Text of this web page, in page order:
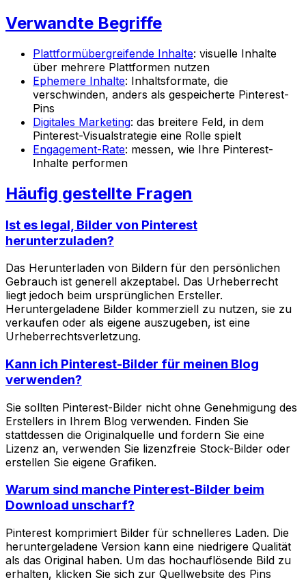
Verwandte Begriffe
Plattformübergreifende Inhalte: visuelle Inhalte
über mehrere Plattformen nutzen
Ephemere Inhalte: Inhaltsformate, die
verschwinden, anders als gespeicherte Pinterest-
Pins
Digitales Marketing: das breitere Feld, in dem
Pinterest-Visualstrategie eine Rolle spielt
Engagement-Rate: messen, wie Ihre Pinterest-
Inhalte performen
Häufig gestellte Fragen
Ist es legal, Bilder von Pinterest
herunterzuladen?
Das Herunterladen von Bildern für den persönlichen
Gebrauch ist generell akzeptabel. Das Urheberrecht
liegt jedoch beim ursprünglichen Ersteller.
Heruntergeladene Bilder kommerziell zu nutzen, sie zu
verkaufen oder als eigene auszugeben, ist eine
Urheberrechtsverletzung.
Kann ich Pinterest-Bilder für meinen Blog
verwenden?
Sie sollten Pinterest-Bilder nicht ohne Genehmigung des
Erstellers in Ihrem Blog verwenden. Finden Sie
stattdessen die Originalquelle und fordern Sie eine
Lizenz an, verwenden Sie lizenzfreie Stock-Bilder oder
erstellen Sie eigene Grafiken.
Warum sind manche Pinterest-Bilder beim
Download unscharf?
Pinterest komprimiert Bilder für schnelleres Laden. Die
heruntergeladene Version kann eine niedrigere Qualität
als das Original haben. Um das hochauflösende Bild zu
erhalten, klicken Sie sich zur Quellwebsite des Pins